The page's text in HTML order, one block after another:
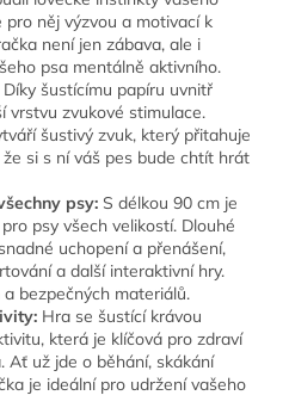
pro něj výzvou a motivací k
není jen zábava, ale i
psa mentálně aktivního.
Díky šustícímu papíru uvnitř
vrstvu zvukové stimulace.
šustivý zvuk, který přitahuje
si s ní váš pes bude chtít hrát
psy: S délkou 90 cm je
psy všech velikostí. Dlouhé
uchopení a přenášení,
a další interaktivní hry.
bezpečných materiálů.
Hra se šustící krávou
která je klíčová pro zdraví
Ať už jde o běhání, skákání
je ideální pro udržení vašeho